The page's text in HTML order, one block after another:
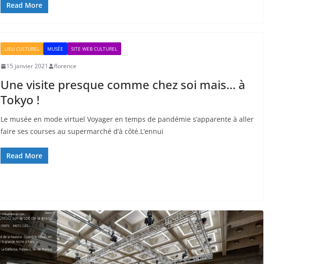
Read More
LIEU CULTUREL MUSÉE SITE WEB CULTUREL
15 janvier 2021 florence
Une visite presque comme chez soi mais… à
Tokyo !
Le musée en mode virtuel Voyager en temps de pandémie s’apparente à aller
faire ses courses au supermarché d’à côté.L’ennui
Read More